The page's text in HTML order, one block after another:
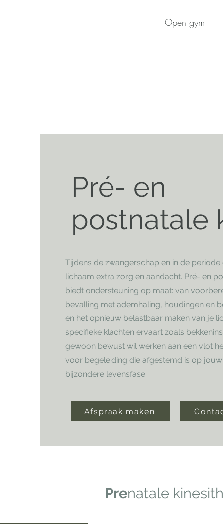
Open gym
Pré- en
postnatale
Tijdens de zwangerschap en in de periode
lichaam extra zorg en aandacht. Pré- en
biedt ondersteuning op maat: van
bevalling met ademhaling, houdingen en
en het opnieuw belastbaar maken van je
specifieke klachten ervaart zoals
gewoon bewust wil werken aan een vlot
voor begeleiding die afgestemd is op
bijzondere levensfase.
Afspraak maken
Prenatale